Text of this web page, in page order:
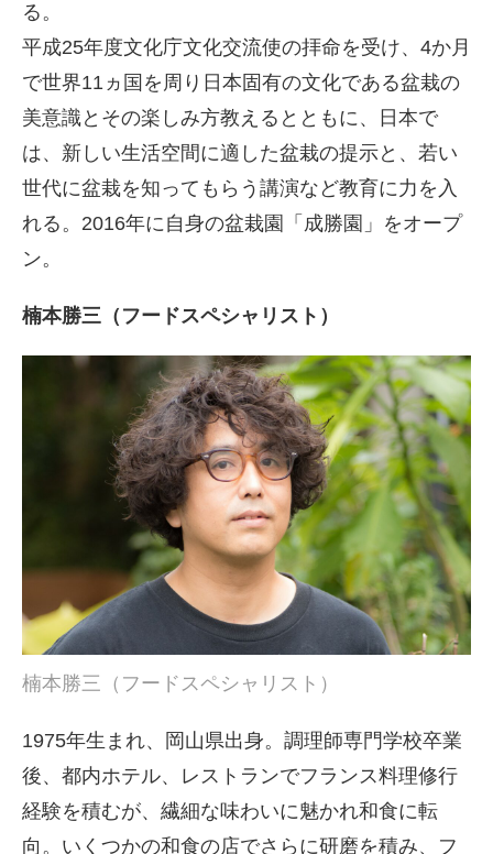
る。
平成25年度文化庁文化交流使の拝命を受け、4か月
で世界11ヵ国を周り日本固有の文化である盆栽の
美意識とその楽しみ方教えるとともに、日本で
は、新しい生活空間に適した盆栽の提示と、若い
世代に盆栽を知ってもらう講演など教育に力を入
れる。2016年に自身の盆栽園「成勝園」をオープ
ン。
楠本勝三（フードスペシャリスト）
楠本勝三（フードスペシャリスト）
1975年生まれ、岡山県出身。調理師専門学校卒業
後、都内ホテル、レストランでフランス料理修行
経験を積むが、繊細な味わいに魅かれ和食に転
向。いくつかの和食の店でさらに研磨を積み、フ